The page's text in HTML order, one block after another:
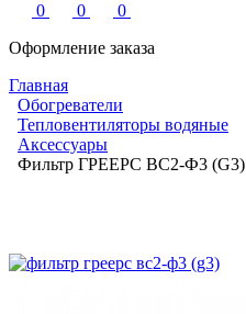
0
0
0
Оформление заказа
Главная
Обогреватели
Тепловентиляторы водяные
Аксессуары
Фильтр ГРЕЕРС ВС2-Ф3 (G3)